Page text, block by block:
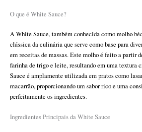
O que é White Sauce?
A White Sauce, também conhecida como molho
clássica da culinária que serve como base para
em receitas de massas. Este molho é feito a partir
farinha de trigo e leite, resultando em uma textura
Sauce é amplamente utilizada em pratos como
macarrão, proporcionando um sabor rico e uma
perfeitamente os ingredientes.
Ingredientes Principais da White Sauce